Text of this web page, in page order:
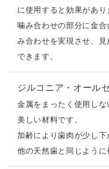
に使用すると効果があり
噛み合わせの部分に金
み合わせを実現させ、
できます。
ジルコニア・オール
金属をまったく使用し
美しい材料です。
加齢により歯肉が少し下
他の天然歯と同じように